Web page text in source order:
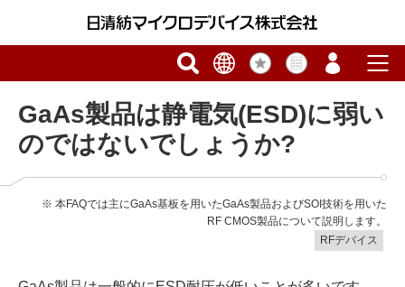
GaAs製品は静電気(ESD)に弱い
のではないでしょうか?
※ 本FAQでは主にGaAs基板を用いたGaAs製品およびSOI技術を用いた
RF CMOS製品について説明します。
RFデバイス